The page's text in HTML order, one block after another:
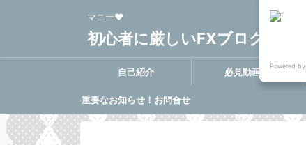
マニー❤
初心者に厳しいFXブログ FX-
自己紹介 必見動画集
重要なお知らせ！お問合せ
Powered